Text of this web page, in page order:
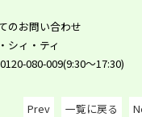
のお問い合わせ
シィ・ティ
080-009(9:30～17:30)
Prev 一覧に戻る